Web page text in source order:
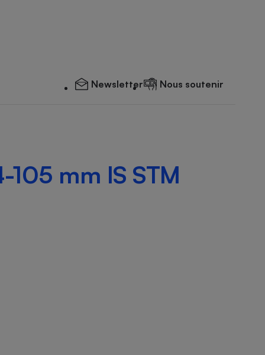
Newsletter Nous soutenir
105 mm IS STM